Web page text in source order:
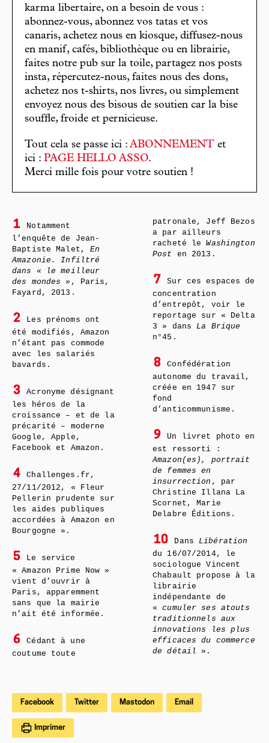
karma libertaire, on a besoin de vous :
abonnez-vous, abonnez vos tatas et vos
canaris, achetez nous en kiosque, diffusez-nous
en manif, cafés, bibliothèque ou en librairie,
faites notre pub sur la toile, partagez nos posts
insta, répercutez-nous, faites nous des dons,
achetez nos t-shirts, nos livres, ou simplement
envoyez nous des bisous de soutien car la bise
souffle, froide et pernicieuse.
Tout cela se passe ici : ABONNEMENT et
ici : PAGE HELLO ASSO.
Merci mille fois pour votre soutien !
1
Notamment
l’enquête de Jean-
Baptiste Malet,En
Amazonie. Infiltré
dans « le meilleur
des mondes » , Paris,
Fayard, 2013.
2
Les prénoms ont
été modifiés, Amazon
n’étant pas commode
avec les salariés
bavards.
3
Acronyme désignant
les héros de la
croissance – et de la
précarité – moderne
Google, Apple,
Facebook et Amazon.
4
Challenges.fr,
27/11/2012, « Fleur
Pellerin prudente sur
les aides publiques
accordées à Amazon en
Bourgogne ».
5
Le service
« Amazon Prime Now »
vient d’ouvrir à
Paris, apparemment
sans que la mairie
n’ait été informée.
6
Cédant à une
coutume toute
patronale, Jeff Bezos
a par ailleurs
racheté leWashington
Post
en 2013.
7
Sur ces espaces de
concentration
d’entrepôt, voir le
reportage sur « Delta
3 » dans La Brique
n°45.
8
Confédération
autonome du travail,
créée en 1947 sur
fond
d’anticommunisme.
9
Un livret photo en
est ressorti :
Amazon(es), portrait
de femmes en
insurrection , par
Christine Illana La
Scornet, Marie
Delabre Éditions.
10 Dans Libération
du 16/07/2014, le
sociologue Vincent
Chabault propose à la
librairie
indépendante de
«cumuler ses atouts
traditionnels aux
innovations les plus
efficaces du commerce
de détail ».
Facebook Twitter Mastodon Email
Imprimer